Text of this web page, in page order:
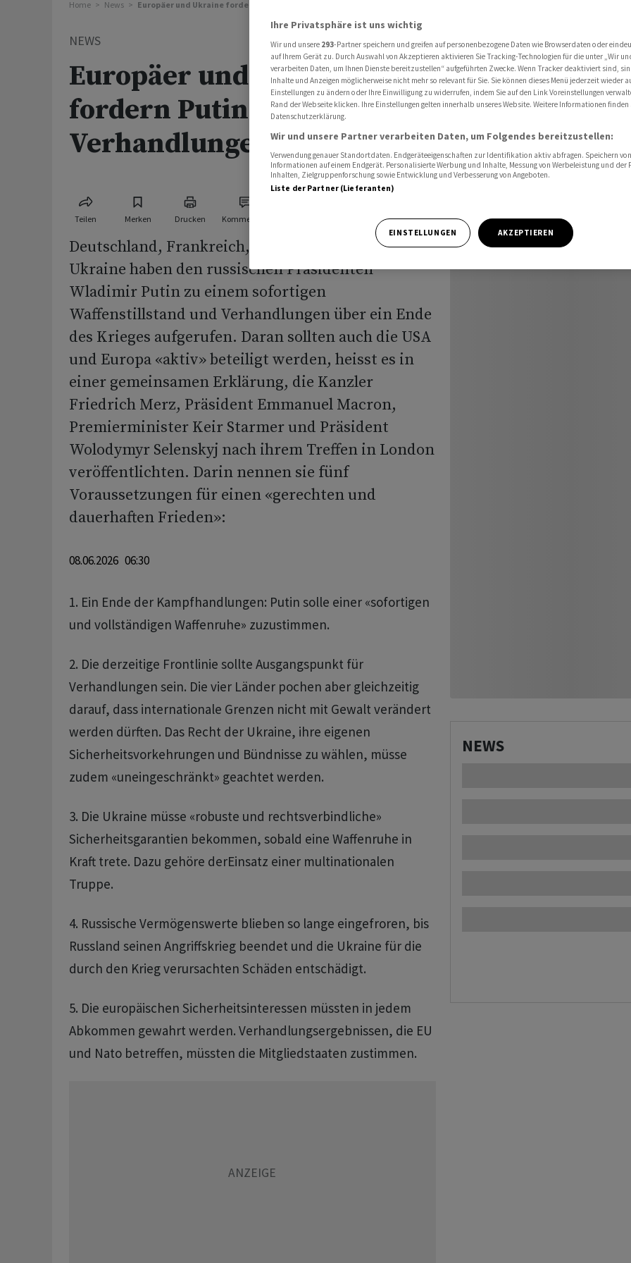
Home News Europäer und Ukraine fordern Putin zu Verhandlungen auf
NEWS
Europäer und Ukraine
fordern Putin zu
Verhandlungen auf
Teilen Merken Drucken Kommentare
Deutschland, Frankreich, Grossbritannien und die
Ukraine haben den russischen Präsidenten
Wladimir Putin zu einem sofortigen
Waffenstillstand und Verhandlungen über ein Ende
des Krieges aufgerufen. Daran sollten auch die USA
und Europa «aktiv» beteiligt werden, heisst es in
einer gemeinsamen Erklärung, die Kanzler
Friedrich Merz, Präsident Emmanuel Macron,
Premierminister Keir Starmer und Präsident
Wolodymyr Selenskyj nach ihrem Treffen in London
veröffentlichten. Darin nennen sie fünf
Voraussetzungen für einen «gerechten und
dauerhaften Frieden»:
08.06.2026 06:30
1. Ein Ende der Kampfhandlungen: Putin solle einer «sofortigen
und vollständigen Waffenruhe» zuzustimmen.
2. Die derzeitige Frontlinie sollte Ausgangspunkt für
Verhandlungen sein. Die vier Länder pochen aber gleichzeitig
darauf, dass internationale Grenzen nicht mit Gewalt verändert
werden dürften. Das Recht der Ukraine, ihre eigenen
Sicherheitsvorkehrungen und Bündnisse zu wählen, müsse
zudem «uneingeschränkt» geachtet werden.
3. Die Ukraine müsse «robuste und rechtsverbindliche»
Sicherheitsgarantien bekommen, sobald eine Waffenruhe in
Kraft trete. Dazu gehöre derEinsatz einer multinationalen
Truppe.
4. Russische Vermögenswerte blieben so lange eingefroren, bis
Russland seinen Angriffskrieg beendet und die Ukraine für die
durch den Krieg verursachten Schäden entschädigt.
5. Die europäischen Sicherheitsinteressen müssten in jedem
Abkommen gewahrt werden. Verhandlungsergebnissen, die EU
und Nato betreffen, müssten die Mitgliedstaaten zustimmen.
NEWS
Ihre Privatsphäre ist uns wichtig
Wir und unsere 293-Partner speichern und greifen auf personenbezogene Daten wie Browserdaten oder
auf Ihrem Gerät zu. Durch Auswahl von Akzeptieren aktivieren Sie Tracking-Technologien für die unter „Wir
verarbeiten Daten, um Ihnen Dienste bereitzustellen“ aufgeführten Zwecke. Wenn Tracker deaktiviert sind,
Inhalte und Anzeigen möglicherweise nicht mehr so relevant für Sie. Sie können dieses Menü jederzeit wieder
Einstellungen zu ändern oder Ihre Einwilligung zu widerrufen, indem Sie auf den Link Voreinstellungen
Rand der Webseite klicken. Ihre Einstellungen gelten innerhalb unseres Website. Weitere Informationen finden
Datenschutzerklärung.
Wir und unsere Partner verarbeiten Daten, um Folgendes bereitzustellen:
Verwendung genauer Standortdaten. Endgeräteeigenschaften zur Identifikation aktiv abfragen. Speichern
Informationen auf einem Endgerät. Personalisierte Werbung und Inhalte, Messung von Werbeleistung und der
Inhalten, Zielgruppenforschung sowie Entwicklung und Verbesserung von Angeboten.
Liste der Partner (Lieferanten)
EINSTELLUNGEN AKZEPTIEREN